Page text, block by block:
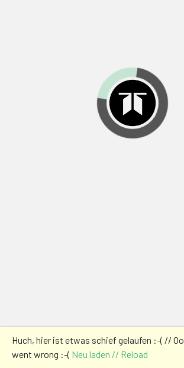
Huch, hier ist etwas schief gelaufen :-( //
went wrong :-( Neu laden // Reload